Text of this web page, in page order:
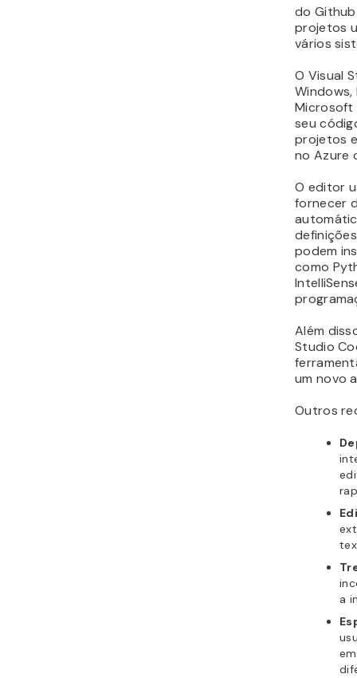
do
projetos
vários
O Visual
Windows,
Microsoft
seu
projetos
no Azure
O editor
fornecer
podem
como
Além
Studio
um novo
Outros
a